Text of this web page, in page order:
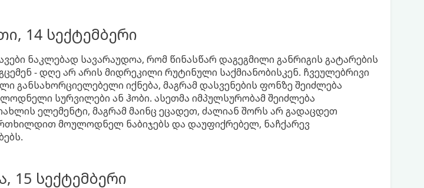
14 სექტემბერი
ნაკლებად სავარაუდოა, რომ წინასწარ დაგეგმილი განრიგის გატარების
- დღე არ არის მიდრეკილი რუტინული საქმიანობისკენ. ჩვეულებრივი
განსახორციელებელი იქნება, მაგრამ დასვენების ფონზე შეიძლება
სურვილები ან ჰობი. ასეთმა იმპულსურობამ შეიძლება
ელემენტი, მაგრამ მაინც ეცადეთ, ძალიან შორს არ გადაცდეთ
მოულოდნელ ნაბიჯებს და დაუფიქრებელ, ნაჩქარევ
15 სექტემბერი